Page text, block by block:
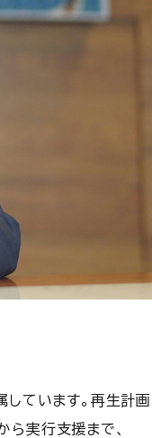
ています。再生計画
実行支援まで、